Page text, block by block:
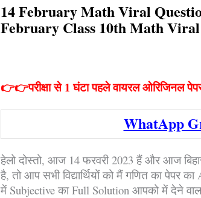
14 February Math Viral
February Class 10th Math
👉👉परीक्षा से 1 घंटा पहले वायरल ओरिजिनल
WhatApp
हेलो दोस्तो, आज 14 फरवरी 2023 हैं और आज बिहार
है, तो आप सभी विद्यार्थियों को मैं गणित का पेपर
में Subjective का Full Solution आपको में देने